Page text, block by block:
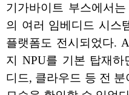
기가바이트 부스에서
의 여러 임베디드 시스
플랫폼도 전시되었다.
지 NPU를 기본 탑재
디드, 클라우드 등 전